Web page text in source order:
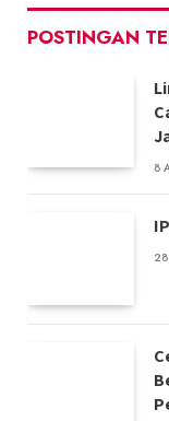
POSTINGAN
8